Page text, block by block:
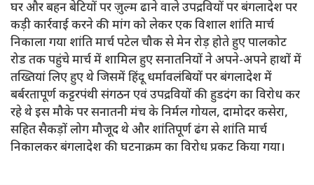
घर और बहन बेटियों पर ज़ुल्म ढाने वाले उपद्रवियों पर बंगलादेश पर
कड़ी कार्रवाई करने की मांग को लेकर एक विशाल शांति मार्च
निकाला गया शांति मार्च पटेल चौक से मेन रोड़ होते हुए पालकोट
रोड तक पहुंचे मार्च में शामिल हुए सनातनियों ने अपने-अपने हाथों में
तख्तियां लिए हुए थे जिसमें हिंदू धर्मावलंबियों पर बंगलादेश में
बर्बरतापूर्ण कट्टरपंथी संगठन एवं उपद्रवियों की हुडदंग का विरोध कर
रहे थे इस मौके पर सनातनी मंच के निर्मल गोयल, दामोदर कसेरा,
सहित सैकड़ों लोग मौजूद थे और शांतिपूर्ण ढंग से शांति मार्च
निकालकर बंगलादेश की घटनाक्रम का विरोध प्रकट किया गया।